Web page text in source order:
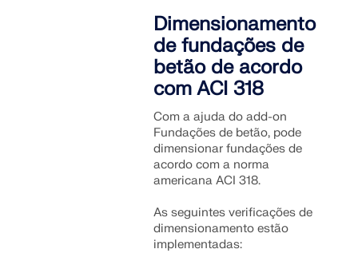
Dimensionamento
de fundações de
betão de acordo
com ACI 318
Com a ajuda do add-on
Fundações de betão, pode
dimensionar fundações de
acordo com a norma
americana ACI 318.
As seguintes verificações de
dimensionamento estão
implementadas: